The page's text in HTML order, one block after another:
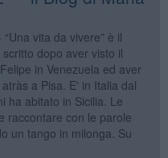
vita da vivere” è il
dopo aver visto il
in Venezuela ed aver
a Pisa. E' in Italia dal
ha abitato in Sicilia. Le
raccontare con le parole
un tango in milonga. Su